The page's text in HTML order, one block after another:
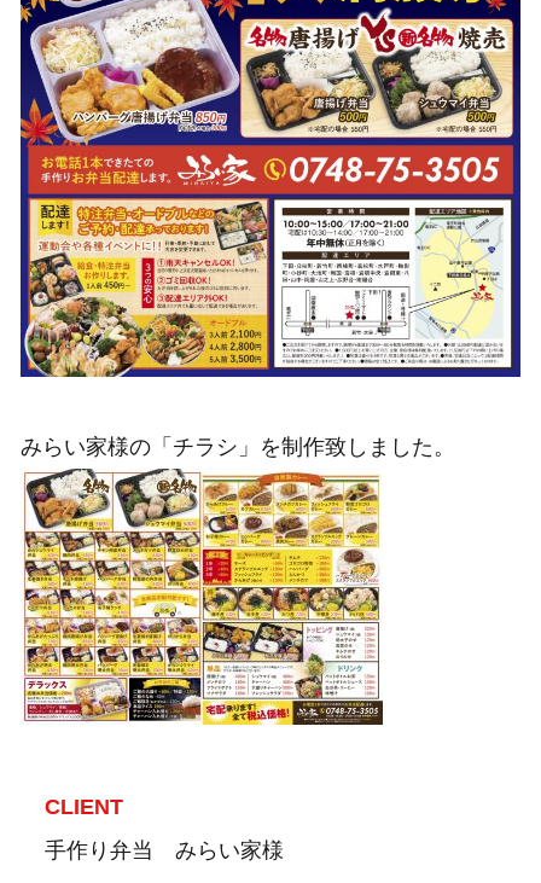
みらい家様の「チラシ」を制作致しました。
CLIENT
手作り弁当 みらい家様